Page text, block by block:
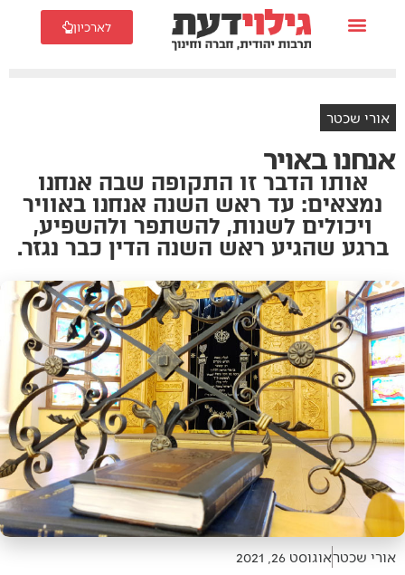
לארכיון
אורי שכטר
אנחנו באויר
אותו הדבר זו התקופה שבה אנחנו
נמצאים: עד ראש השנה אנחנו באוויר
ויכולים לשנות, להשתפר ולהשפיע,
ברגע שהגיע ראש השנה הדין כבר נגזר.
אורי שכטראוגוסט 26, 2021